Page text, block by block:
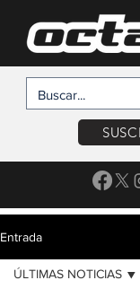
Entrada
ÚLTIMAS NOTICIAS